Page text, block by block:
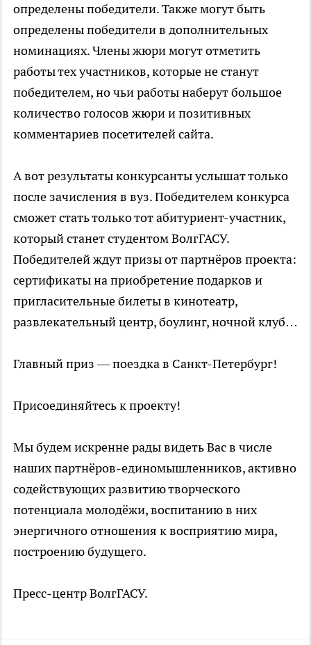
определены победители. Также могут быть
определены победители в дополнительных
номинациях. Члены жюри могут отметить
работы тех участников, которые не станут
победителем, но чьи работы наберут большое
количество голосов жюри и позитивных
комментариев посетителей сайта.
А вот результаты конкурсанты услышат только
после зачисления в вуз. Победителем конкурса
сможет стать только тот абитуриент-участник,
который станет студентом ВолгГАСУ.
Победителей ждут призы от партнёров проекта:
сертификаты на приобретение подарков и
пригласительные билеты в кинотеатр,
развлекательный центр, боулинг, ночной клуб…
Главный приз — поездка в Санкт-Петербург!
Присоединяйтесь к проекту!
Мы будем искренне рады видеть Вас в числе
наших партнёров-единомышленников, активно
содействующих развитию творческого
потенциала молодёжи, воспитанию в них
энергичного отношения к восприятию мира,
построению будущего.
Пресс-центр ВолгГАСУ.